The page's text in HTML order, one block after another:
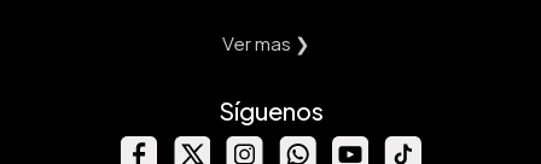
Ver mas ❯
Síguenos